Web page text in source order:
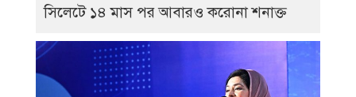
সিলেটে ১৪ মাস পর আবারও করোনা শনাক্ত